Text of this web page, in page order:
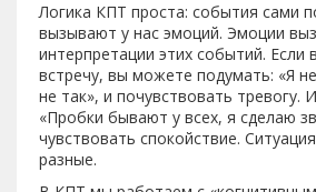
Логика КПТ проста: события сами
вызывают у нас эмоций. Эмоции
интерпретации этих событий. Если
встречу, вы можете подумать: «Я
не так», и почувствовать тревогу.
«Пробки бывают у всех, я сделаю
чувствовать спокойствие.
разные.